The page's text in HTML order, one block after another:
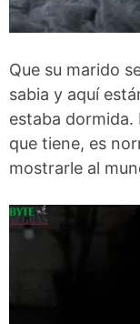
Que su marido
sabia y aquí
estaba dormida.
que tiene, es
mostrarle al